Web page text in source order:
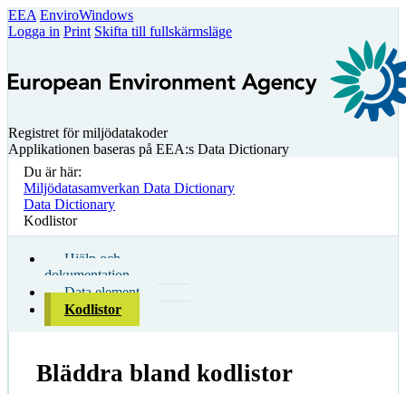
EEA EnviroWindows
Logga in Print Skifta till fullskärmsläge
Registret för miljödatakoder
Applikationen baseras på EEA:s Data Dictionary
Du är här:
Miljödatasamverkan Data Dictionary
Data Dictionary
Kodlistor
Hjälp och
dokumentation
Data element
Kodlistor
Bläddra bland kodlistor